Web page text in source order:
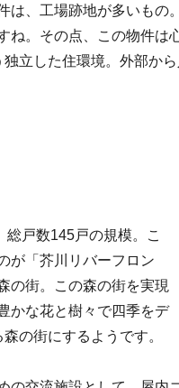
は、工場跡地が多いもの
ね。その点、この物件は
立した住環境。外部か
、総戸数145戸の規模。こ
が「芥川リバーフロン
の街。この森の街を実現
かな花と樹々で四季をデ
の街にするようです。